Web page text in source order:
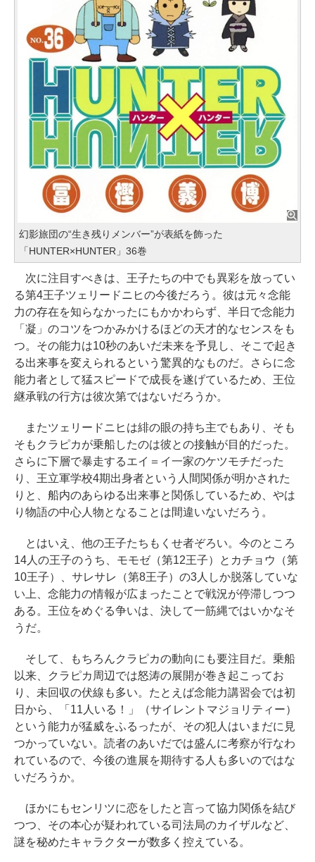
幻影旅団の“生き残りメンバー”が表紙を飾った
「HUNTER×HUNTER」36巻
次に注目すべきは、王子たちの中でも異彩を放ってい
る第4王子ツェリードニヒの今後だろう。彼は元々念能
力の存在を知らなかったにもかかわらず、半日で念能力
「凝」のコツをつかみかけるほどの天才的なセンスをも
つ。その能力は10秒のあいだ未来を予見し、そこで起き
る出来事を変えられるという驚異的なものだ。さらに念
能力者として猛スピードで成長を遂げているため、王位
継承戦の行方は彼次第ではないだろうか。
またツェリードニヒは緋の眼の持ち主でもあり、そも
そもクラピカが乗船したのは彼との接触が目的だった。
さらに下層で暴走するエイ＝イ一家のケツモチだった
り、王立軍学校4期出身者という人間関係が明かされた
りと、船内のあらゆる出来事と関係しているため、やは
り物語の中心人物となることは間違いないだろう。
とはいえ、他の王子たちもくせ者ぞろい。今のところ
14人の王子のうち、モモゼ（第12王子）とカチョウ（第
10王子）、サレサレ（第8王子）の3人しか脱落していな
い上、念能力の情報が広まったことで戦況が停滞しつつ
ある。王位をめぐる争いは、決して一筋縄ではいかなそ
うだ。
そして、もちろんクラピカの動向にも要注目だ。乗船
以来、クラピカ周辺では怒涛の展開が巻き起こってお
り、未回収の伏線も多い。たとえば念能力講習会では初
日から、「11人いる！」（サイレントマジョリティー）
という能力が猛威をふるったが、その犯人はいまだに見
つかっていない。読者のあいだでは盛んに考察が行なわ
れているので、今後の進展を期待する人も多いのではな
いだろうか。
ほかにもセンリツに恋をしたと言って協力関係を結び
つつ、その本心が疑われている司法局のカイザルなど、
謎を秘めたキャラクターが数多く控えている。